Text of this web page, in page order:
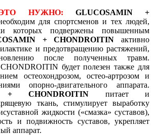
НУЖНО:
GLUCOSAMIN +
для спортсменов и тех людей,
которых подвержены повышенным
+ CHONDROITIN активно
и предотвращению растяжений,
после полученных травм.
будет полезен также для
остеохондрозом, остео-артрозом и
опорно-двигательного аппарата.
+ CHONDROITIN питает и
ткань, стимулирует выработку
жидкости («смазка» суставов),
и подвижность суставов, укрепляет
аппарат.